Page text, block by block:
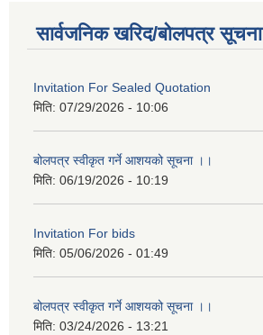
सार्वजनिक खरिद/बोलपत्र सूचना
Invitation For Sealed Quotation
मिति: 07/29/2026 - 10:06
बोलपत्र स्वीकृत गर्ने आशयको सूचना ।।
मिति: 06/19/2026 - 10:19
Invitation For bids
मिति: 05/06/2026 - 01:49
बोलपत्र स्वीकृत गर्ने आशयको सूचना ।।
मिति: 03/24/2026 - 13:21